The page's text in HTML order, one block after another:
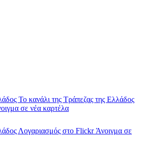
Το κανάλι της Τράπεζας της Ελλάδος
σε νέα καρτέλα
Λογαριασμός στο FlickrΆνοιγμα σε